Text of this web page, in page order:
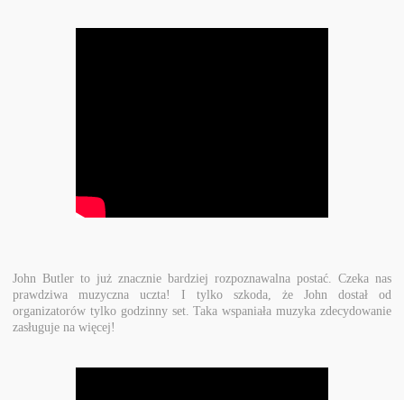
John Butler to już znacznie bardziej rozpoznawalna postać. Czeka nas
prawdziwa muzyczna uczta! I tylko szkoda, że John dostał od
organizatorów tylko godzinny set. Taka wspaniała muzyka zdecydowanie
zasługuje na więcej!